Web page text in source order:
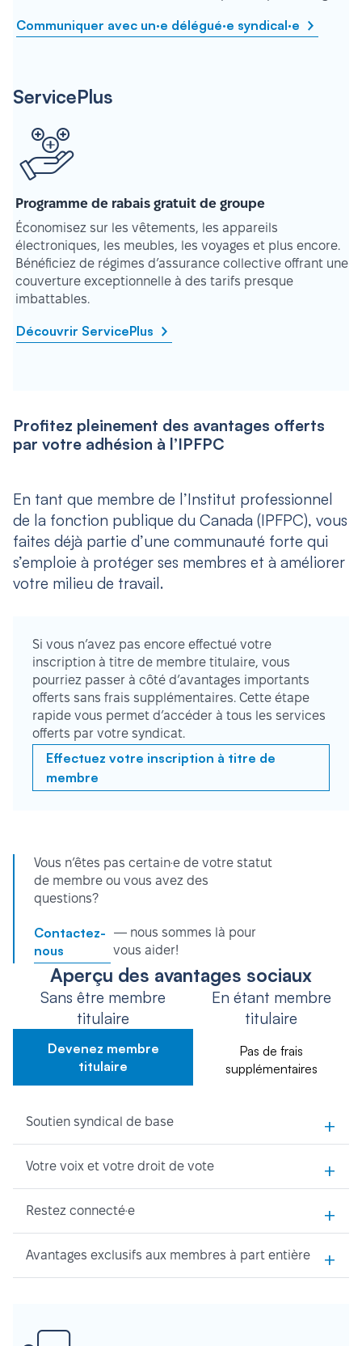
Communiquer avec un·e délégué·e syndical·e
ServicePlus
Programme de rabais gratuit de groupe
Économisez sur les vêtements, les appareils
électroniques, les meubles, les voyages et plus encore.
Bénéficiez de régimes d’assurance collective offrant une
couverture exceptionnelle à des tarifs presque
imbattables.
Découvrir ServicePlus
Profitez pleinement des avantages offerts
par votre adhésion à l’IPFPC
En tant que membre de l’Institut professionnel
de la fonction publique du Canada (IPFPC), vous
faites déjà partie d’une communauté forte qui
s’emploie à protéger ses membres et à améliorer
votre milieu de travail.
Si vous n’avez pas encore effectué votre
inscription à titre de membre titulaire, vous
pourriez passer à côté d’avantages importants
offerts sans frais supplémentaires. Cette étape
rapide vous permet d’accéder à tous les services
offerts par votre syndicat.
Effectuez votre inscription à titre de
membre
Vous n’êtes pas certain·e de votre statut
de membre ou vous avez des
questions?
Contactez-
nous
— nous sommes là pour
vous aider!
Aperçu des avantages sociaux
Sans être membre
titulaire
Devenez membre
titulaire
En étant membre
titulaire
Pas de frais
supplémentaires
Soutien syndical de base +
Votre voix et votre droit de vote +
Restez connecté·e +
Avantages exclusifs aux membres à part entière +